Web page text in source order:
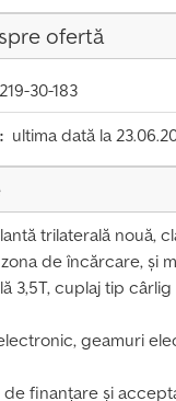
ofertă
30-183
ultima dată la
trilaterală nouă,
de încărcare, și
3,5T, cuplaj tip cârlig
geamuri
de finanțare și